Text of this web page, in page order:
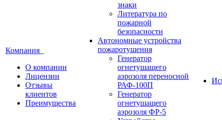
Компания
О компании
Лицензии
Отзывы
клиентов
Преимущества
знаки
Литература по
пожарной
безопасности
Автономные устройства
пожаротушения
Генератор
огнетушащего
аэрозоля переносной
РАФ-100П
Генератор
огнетушащего
аэрозоля ФР-5